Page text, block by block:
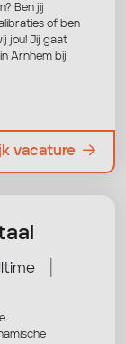
Ben jij
of ben
jou! Jij gaat
Arnhem bij
vacature